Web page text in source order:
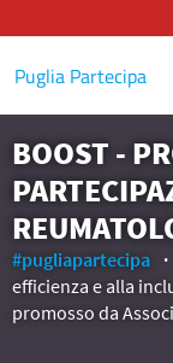
Puglia Partecipa
BOOST -
#pugliapartecipa
efficienza e alla
promosso da